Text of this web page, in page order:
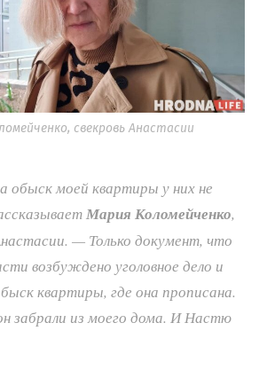
свекровь Анастасии
обыск моей квартиры у них не
Мария Коломейченко,
— Только документ, что
возбуждено уголовное дело и
квартиры, где она прописана.
забрали из моего дома. И Настю